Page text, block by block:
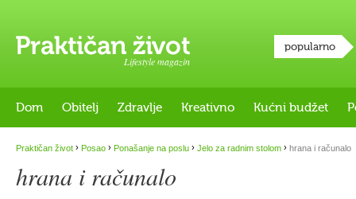
Lifestyle magazin
popularno
Dom Obitelj Zdravlje Kreativno Kućni budžet
Praktičan život › Posao › Ponašanje na poslu › Jelo za radnim stolom › hrana i računalo
hrana i računalo